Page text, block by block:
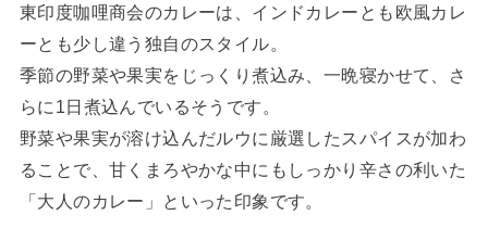
東印度咖哩商会のカレーは、インドカレーとも欧風カレ
ーとも少し違う独自のスタイル。
季節の野菜や果実をじっくり煮込み、一晩寝かせて、さ
らに1日煮込んでいるそうです。
野菜や果実が溶け込んだルウに厳選したスパイスが加わ
ることで、甘くまろやかな中にもしっかり辛さの利いた
「大人のカレー」といった印象です。